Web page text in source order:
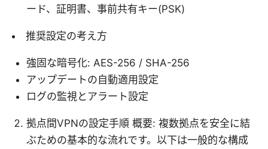
ード、証明書、事前共有キー(PSK)
推奨設定の考え方
強固な暗号化: AES-256 / SHA-256
アップデートの自動適用設定
ログの監視とアラート設定
拠点間VPNの設定手順 概要: 複数拠点を安全に結
ぶための基本的な流れです。以下は一般的な構成